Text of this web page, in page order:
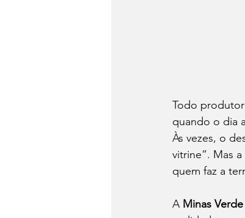
Todo
quando o dia
Às vezes, o
vitrine”. Mas
quem faz a
A Minas Verde